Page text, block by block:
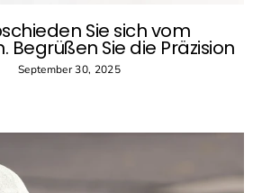
Sie sich vom
Begrüßen Sie die Präzision
September 30, 2025